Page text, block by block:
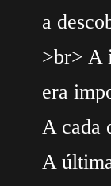
a
>br> A
era
A cada
A